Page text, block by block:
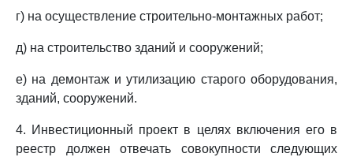
г) на осуществление строительно-монтажных работ;
д) на строительство зданий и сооружений;
е) на демонтаж и утилизацию старого оборудования,
зданий, сооружений.
4. Инвестиционный проект в целях включения его в
реестр должен отвечать совокупности следующих